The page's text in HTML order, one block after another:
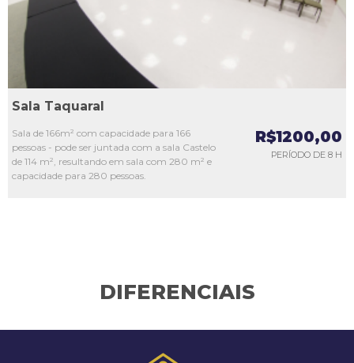
Sala Taquaral
Sala de 166m² com capacidade para 166
pessoas - pode ser juntada com a sala Castelo
de 114 m², resultando em sala com 280 m² e
capacidade para 280 pessoas.
R$1200,00
PERÍODO DE 8 H
DIFERENCIAIS